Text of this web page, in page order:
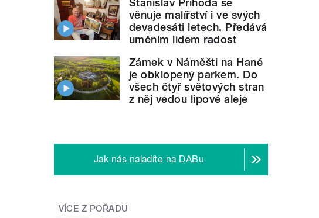
Stanislav Příhoda se
věnuje malířství i ve svých
devadesáti letech. Předává
uměním lidem radost
Zámek v Náměšti na Hané
je obklopený parkem. Do
všech čtyř světových stran
z něj vedou lipové aleje
Jak nás naladíte na DABu
VÍCE Z POŘADU